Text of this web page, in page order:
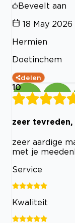
Beveelt aan
18 May 2026
Hermien
Doetinchem
delen
10
zeer
zeer aardige
met je
Service
Kwaliteit